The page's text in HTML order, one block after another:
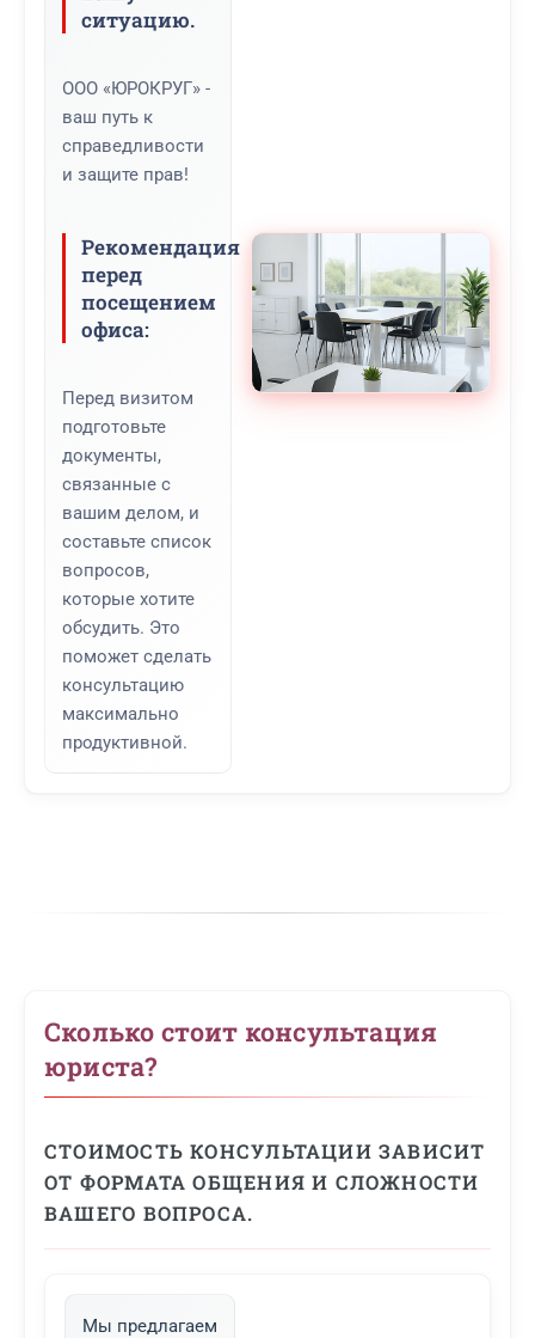
ситуацию.
ООО «ЮРОКРУГ» -
ваш путь к
справедливости
и защите прав!
Рекомендация
перед
посещением
офиса:
Перед визитом
подготовьте
документы,
связанные с
вашим делом, и
составьте список
вопросов,
которые хотите
обсудить. Это
поможет сделать
консультацию
максимально
продуктивной.
Сколько стоит консультация
юриста?
СТОИМОСТЬ КОНСУЛЬТАЦИИ ЗАВИСИТ
ОТ ФОРМАТА ОБЩЕНИЯ И СЛОЖНОСТИ
ВАШЕГО ВОПРОСА.
Мы предлагаем